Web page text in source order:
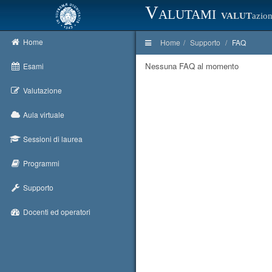
Valutami VALUT
Home
Esami
Valutazione
Aula virtuale
Sessioni di laurea
Programmi
Supporto
Docenti ed operatori
Home Supporto FAQ
Nessuna FAQ al momento